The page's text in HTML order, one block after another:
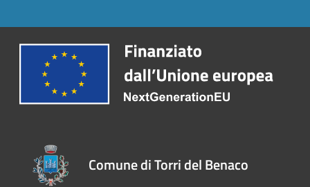
Comune di Torri del Benaco